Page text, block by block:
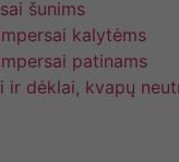
šunims
kalytėms
patinams
ir dėklai, kvapų